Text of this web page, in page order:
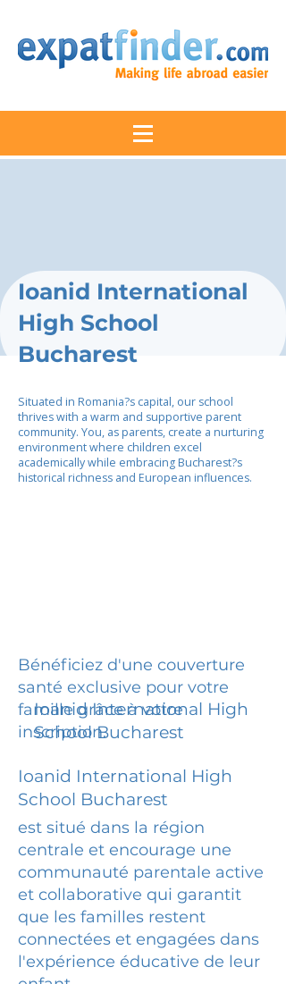
Ioanid International
High School
Bucharest
Situated in Romania?s capital, our school
thrives with a warm and supportive parent
community. You, as parents, create a nurturing
environment where children excel
academically while embracing Bucharest?s
historical richness and European influences.
Bénéficiez d'une couverture
santé exclusive pour votre
famille grâce à votre
inscription.
Ioanid International High
School Bucharest
Ioanid International High
School Bucharest
est situé dans la région
centrale et encourage une
communauté parentale active
et collaborative qui garantit
que les familles restent
connectées et engagées dans
l'expérience éducative de leur